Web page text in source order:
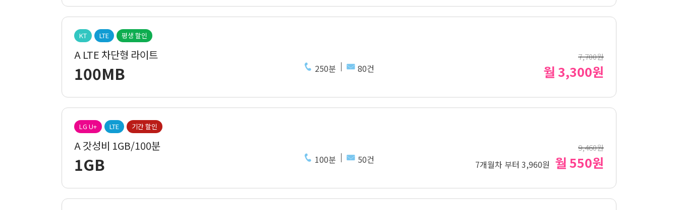
KT LTE 평생 할인
A LTE 차단형 라이트 7,700원
100MB 250분 80건 월 3,300원
LG U+ LTE 기간 할인
A 갓성비 1GB/100분 9,460원
1GB 100분 50건 7개월차 부터 3,960원 월 550원